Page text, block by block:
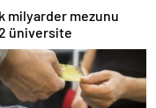
milyarder mezunu
üniversite